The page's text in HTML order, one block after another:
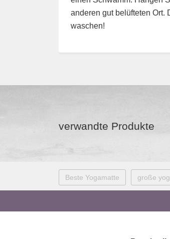
anderen gut belüfteten Ort.
waschen!
verwandte Produkte
Beste Yogamatte große